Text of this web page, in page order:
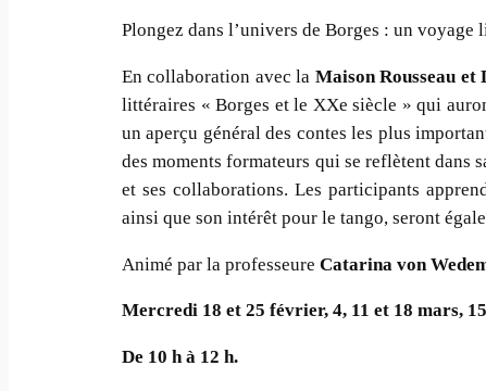
Plongez dans l’univers de Borges : un
En collaboration avec la Maison Rousseau
littéraires « Borges et le XXe siècle » qui
un aperçu général des contes les plus
des moments formateurs qui se reflètent dans
et ses collaborations. Les participants
ainsi que son intérêt pour le tango, seront
Animé par la professeure Catarina von
Mercredi 18 et 25 février, 4, 11 et 18 mars,
De 10 h à 12 h.